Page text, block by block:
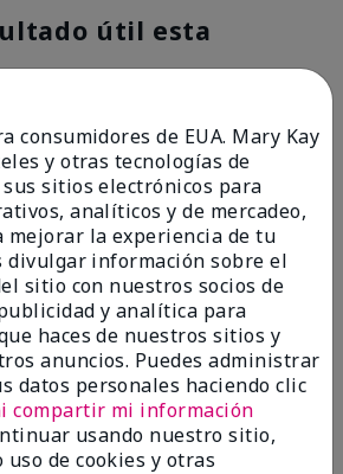
útil esta
5
time emollient
consumidores de EUA. Mary Kay
y otras tecnologías de
sitios electrónicos para
analíticos y de mercadeo,
mejorar la experiencia de tu
divulgar información sobre el
sitio con nuestros socios de
y analítica para
haces de nuestros sitios y
anuncios. Puedes administrar
datos personales haciendo clic
compartir mi información
usando nuestro sitio,
de cookies y otras